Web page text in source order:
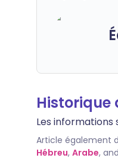
Historique
Les informations
Article également
Hébreu, Arabe, and